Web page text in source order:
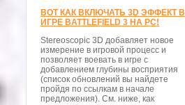
ВОТ КАК ВКЛЮЧАТЬ 3D ЭФФЕКТ В
ИГРЕ BATTLEFIELD 3 НА PC!
Stereoscopic 3D добавляет новое
измерение в игровой процесс и
позволяет воевать в игре с
добавлением глубины восприятия
(список обновлений вы найдете
пройдя по ссылкам в начале
предложения). См. ниже, как